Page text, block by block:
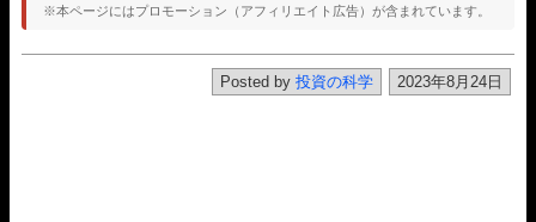
※本ページにはプロモーション（アフィリエイト広告）が含まれています。
2023年8月24日
Posted by 投資の科学